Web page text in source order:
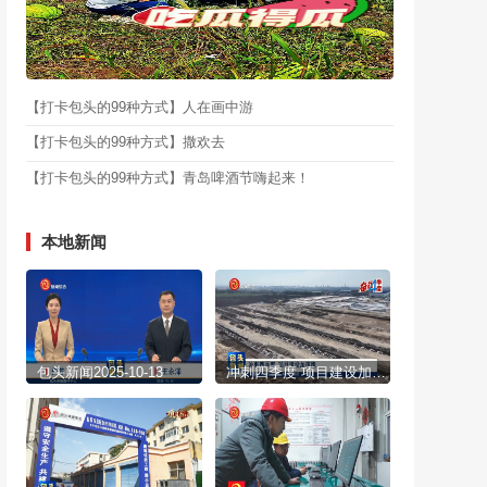
【打卡包头的99种方式】人在画中游
【打卡包头的99种方式】撒欢去
【打卡包头的99种方式】青岛啤酒节嗨起来！
本地新闻
包头新闻2025-10-13 冲刺四季度 项目建设加速跑